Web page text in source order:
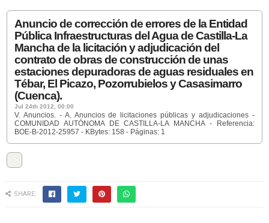
Anuncio de corrección de errores de la Entidad
Pública Infraestructuras del Agua de Castilla-La
Mancha de la licitación y adjudicación del
contrato de obras de construcción de unas
estaciones depuradoras de aguas residuales en
Tébar, El Picazo, Pozorrubielos y Casasimarro
(Cuenca).
Jul 24th 2012, 00:00
V. Anuncios. - A. Anuncios de licitaciones públicas y adjudicaciones -
COMUNIDAD AUTÓNOMA DE CASTILLA-LA MANCHA - Referencia:
BOE-B-2012-25957 - KBytes: 158 - Páginas: 1
SHARE: